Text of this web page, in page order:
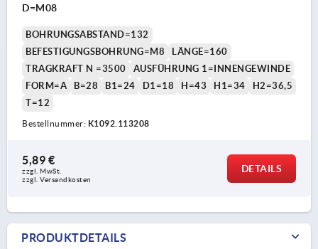
D=M08
BOHRUNGSABSTAND=132
BEFESTIGUNGSBOHRUNG=M8
LÄNGE=160
TRAGKRAFT N =3500
AUSFÜHRUNG 1=INNENGEWINDE
FORM=A
B=28 B1=24 D1=18 H=43 H1=34
H2=36,5
T=12
Bestellnummer: K1092.113208
5,89 €
zzgl. MwSt.
zzgl. Versandkosten
DETAILS
PRODUKTDETAILS